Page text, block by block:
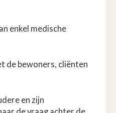
enkel medische
de bewoners, cliënten
en zijn